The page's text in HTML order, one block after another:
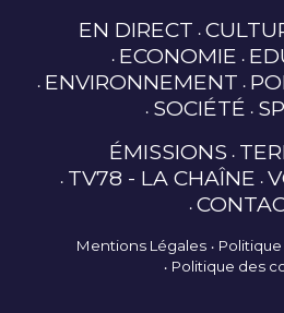
EN DIRECT
ECONOMIE
ENVIRONNEMENT
SOCIÉTÉ
ÉMISSIONS
TV78 - LA CHAÎNE
Mentions Légales
Politique des